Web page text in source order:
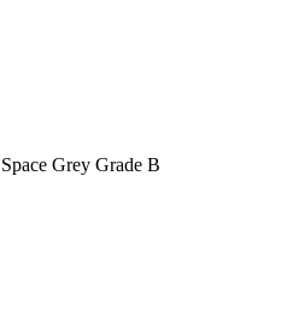
Grey Grade B